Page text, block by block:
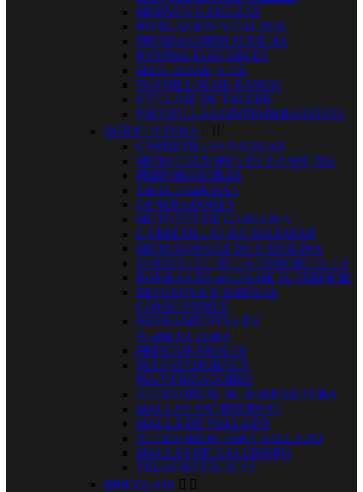
MOPAS Y GAMUZAS
NIVELACION Y CALZOS.
PRENSAS HIDRAULICAS
RAMPAS PLEGABLES
SEGURIDAD VIAL
TORNILLOS DE BANCO
UTILLAJE DE TALLER
ESCOBILLAS LIMPIAPARABRISAS
AGRICULTURA  
CARRETILLAS ORUGAS
MOTOCULTORES DE GASOLINA
PERFORADORAS
TRITURADORAS
GENERADORES
MOTORES DE GASOLINA
CARRETILLAS DE SULFATAR
MOTOBOMBAS DE GASOLINA
BOMBAS DE AGUA SUMERGIBLES
BOMBAS DE AGUA DE SUPERFICIE
DEPÓSITOS Y BOMBAS
COMBUSTIBLE
HERRAMIENTAS DE
AGRICULTURA
PRESCONTROLES
SULFATADORAS Y
PULVERIZADORES
ACCESORIOS DE AGRICULTURA
MALLAS ANTIHIERBAS
MALLA DE VALLADO
ACCESORIOS PARA VALLADO
MALLAS DE GALLINERO
TELAS METÁLICAS
BRICOLAJE  